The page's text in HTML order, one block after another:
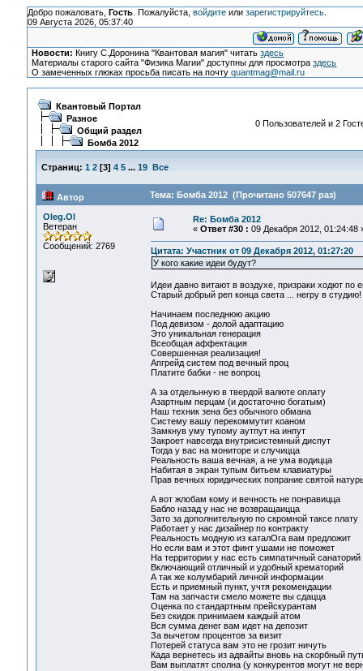
Добро пожаловать, Гость. Пожалуйста, войдитеили зарегистрируйтесь.
09 Августа 2026, 05:37:40
Новости: Книгу С.Доронина "Квантовая магия" читатьздесь
Материалы старого сайта "Физика Магии" доступны для просмотраздесь
О замеченных глюках просьба писать на почтуquantmag@mail.ru
Квантовый Портал
Разное
Общий раздел
Бомба 2012
0 Пользователей и 2
Страниц: 1 2[3] 4 5 ... 19 Все
Автор Тема: Бомба 2012 (Прочитано 507647 раз)
Oleg.Ol
Ветеран
Сообщений: 2769
Re: Бомба 2012
« Ответ #30 : 09 Декабря 2012, 01:24:48
Цитата: Участник от 09 Декабря 2012, 01:27:20
У кого какие идеи будут?
Идеи давно витают в воздухе, призраки ходют по
Старый добрый реп конца света ... негру в студию!
Начинаем последнюю акцию
Под девизом - долой адаптацию
Это уникальная генерация
Всеобщая аффектация
Совершенная реализация!
Апгрейд систем под вечный проц
Платите бабки - не вопроц
А за отдельнную в твердой валюте оплату
Азартным перцам (и достаточно богатым)
Наш техник зена без обычного обмана
Систему вашу перекоммутит коаном
Замкнув уму тупому аутпут на инпут
Закроет навсегда внутрисистемный диспут
Тогда у вас на мониторе и случицца
Реальность ваша вечная, а не ума водицца
Набитая в экран тупым битьем клавиатуры
Прав вечных юридических попрание святой
А вот жлобам кому и вечность не понравицца
Бабло назад у нас не возвращаицца
Зато за дополнительную по скромной таксе плату
Работает у нас дизайнер по контракту
Реальность модную из каталОга вам предложит
Но если вам и этот финт ушами не поможет
На территории у нас есть симпатичный санаторий
Включающий отличный и удобный крематорий
А так же колумбарий личной информации
Есть и приемный пункт, учтя рекомендации
Там на запчасти смело можете вы сдацца
Оценка по стандартным прейскурантам
Без скидок принимаем каждый атом
Вся сумма денег вам идет на депозит
За вычетом процентов за визит
Потерей статуса вам это не грозит ничуть
Када вернетесь из адвайты вновь на скорбный
Вам выплатят сполна (у конкурентов могут не